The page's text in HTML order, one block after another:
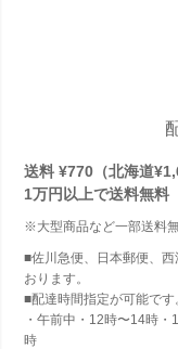
送料 ¥770（北海道
1万円以上で送料無料
※大型商品など一部送料
■佐川急便、日本郵便、
おります。
■配達時間指定が可能です
・午前中・12時〜14時
時